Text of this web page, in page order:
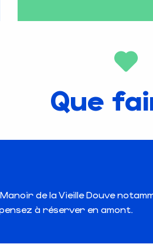
Que
de la Vieille Douve
à réserver en amont.